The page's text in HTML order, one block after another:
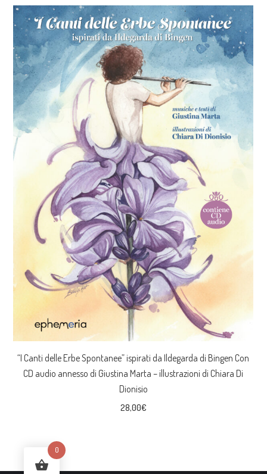
“I Canti delle Erbe Spontanee” ispirati da Ildegarda di Bingen Con
CD audio annesso di Giustina Marta – illustrazioni di Chiara Di
Dionisio
28,00€
0